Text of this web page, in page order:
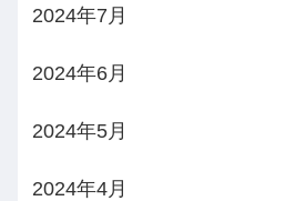
2024年7月
2024年6月
2024年5月
2024年4月